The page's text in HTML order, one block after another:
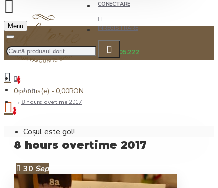
CONECTARE
INREGISTRARE
0722.505.222
Menu
0
0 produs(e) - 0,00RON
0
Coșul este gol!
Blog
8 hours overtime 2017
8 hours overtime 2017
30 Sep